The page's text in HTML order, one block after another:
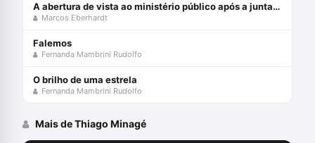
A abertura de vista ao ministério público após a juntada da resposta à acusação
Marcos Eberhardt
Falemos
Fernanda Mambrini Rudolfo
O brilho de uma estrela
Fernanda Mambrini Rudolfo
Mais de Thiago Minagé